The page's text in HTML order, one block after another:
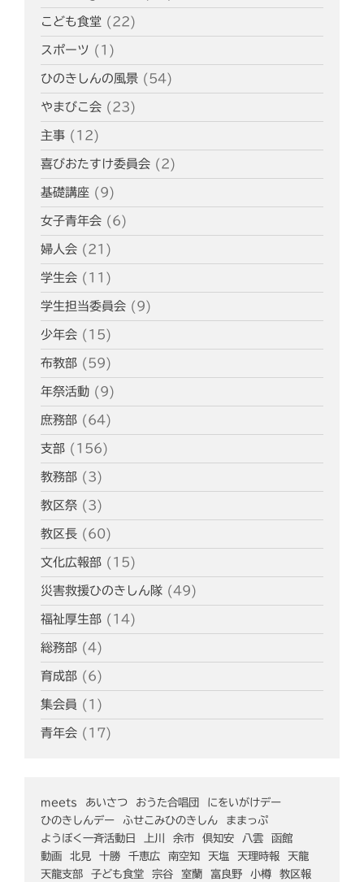
こども食堂 (22)
スポーツ (1)
ひのきしんの風景 (54)
やまびこ会 (23)
主事 (12)
喜びおたすけ委員会 (2)
基礎講座 (9)
女子青年会 (6)
婦人会 (21)
学生会 (11)
学生担当委員会 (9)
少年会 (15)
布教部 (59)
年祭活動 (9)
庶務部 (64)
支部 (156)
教務部 (3)
教区祭 (3)
教区長 (60)
文化広報部 (15)
災害救援ひのきしん隊 (49)
福祉厚生部 (14)
総務部 (4)
育成部 (6)
集会員 (1)
青年会 (17)
meets あいさつ おうた合唱団
にをいがけデー
ひのきしんデー
ふせこみひのきしん
ままっぷ
ようぼく一斉活動日
上川 余市 倶知安 八雲
函館
動画
北見 十勝 千恵広 南空知 天塩 天理時報
天龍
天龍支部
子ども食堂 宗谷 室蘭 富良野 小樽 教区報